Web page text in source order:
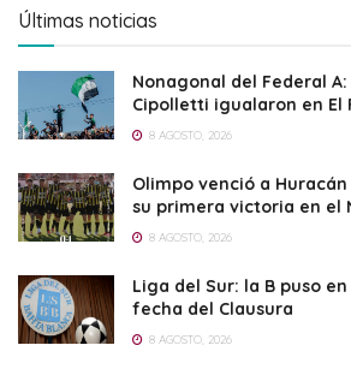
Últimas noticias
Nonagonal del Federal
Cipolletti igualaron en El
8 AGOSTO, 2026
Olimpo venció a
su primera victoria en el
8 AGOSTO, 2026
Liga del Sur: la B puso
fecha del Clausura
8 AGOSTO, 2026